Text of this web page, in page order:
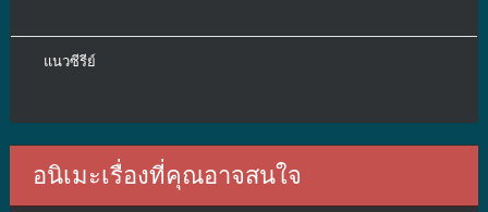
แนวซีรีย์
อนิเมะเรื่องที่คุณอาจสนใจ